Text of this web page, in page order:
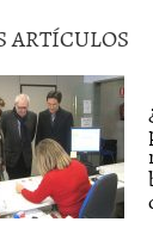
ARTÍCULOS